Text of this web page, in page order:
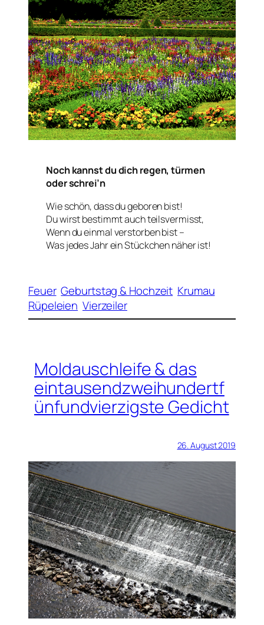
Noch kannst du dich regen, türmen
oder schrei’n
Wie schön, dass du geboren bist!
Du wirst bestimmt auch teilsvermisst,
Wenn du einmal verstorben bist –
Was jedes Jahr ein Stückchen näher ist!
Feuer Geburtstag & Hochzeit Krumau
Rüpeleien Vierzeiler
Moldauschleife & das
eintausendzweihundertf
ünfundvierzigste Gedicht
26. August 2019